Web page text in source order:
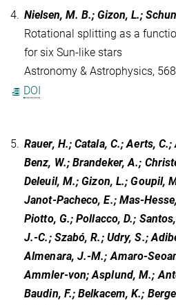
4. Nielsen, M. B.; Gizon, L.;
Rotational splitting as a
for six Sun-like stars
Astronomy & Astrophysics,
DOI
5. Rauer, H.; Catala, C.; Aerts,
Benz, W.; Brandeker, A.;
Deleuil, M.; Gizon, L.; Goupil,
Janot-Pacheco, E.; Mas-
Piotto, G.; Pollacco, D.;
J.-C.; Szabó, R.; Udry, S.;
Almenara, J.-M.; Amaro-
Ammler-von; Asplund, M.;
Baudin, F.; Belkacem, K.;